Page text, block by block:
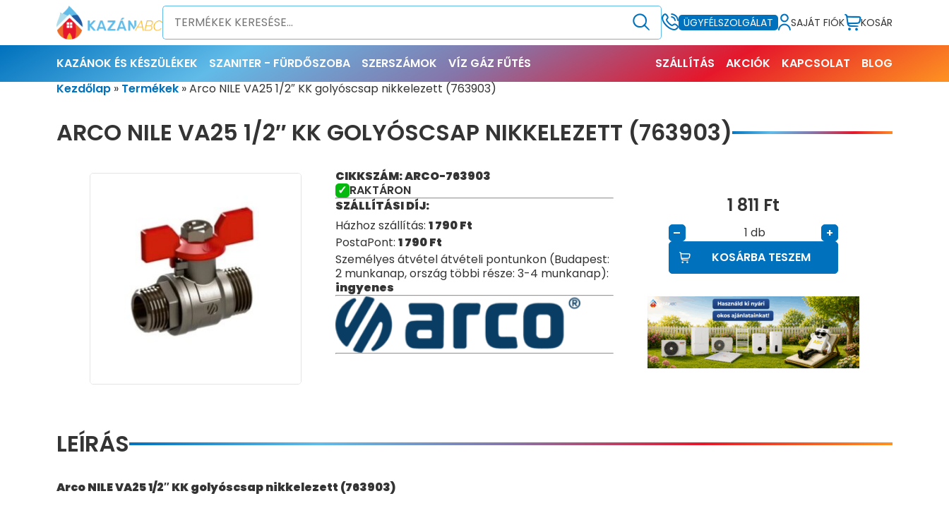
ÜGYFÉLSZOLGÁLAT SAJÁT FIÓK KOSÁR
KAZÁNOK ÉS KÉSZÜLÉKEK SZANITER - FÜRDŐSZOBA SZERSZÁMOK VÍZ GÁZ FŰTÉS SZÁLLÍTÁS AKCIÓK KAPCSOLAT
BLOG
Kezdőlap » Termékek »Arco NILE VA25 1/2″ KK golyóscsap nikkelezett (763903)
ARCO NILE VA25 1/2″ KK GOLYÓSCSAP NIKKELEZETT (763903)
CIKKSZÁM: ARCO-763903
RAKTÁRON
SZÁLLÍTÁSI DÍJ:
Házhoz szállítás: 1 790Ft
PostaPont: 1 790Ft
Személyes átvétel átvételi pontunkon (Budapest:
2 munkanap, ország többi része: 3-4 munkanap):
ingyenes
1 811 Ft
– db
+
KOSÁRBA TESZEM
LEÍRÁS
Arco NILE VA25 1/2″ KK golyóscsap nikkelezett (763903)